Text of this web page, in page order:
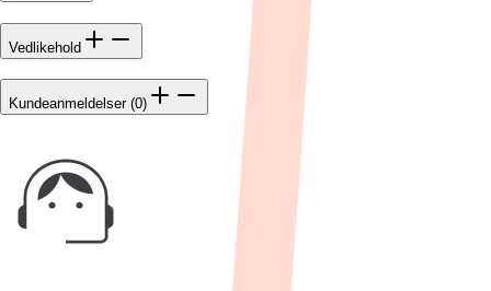
Vedlikehold
Kundeanmeldelser (0)